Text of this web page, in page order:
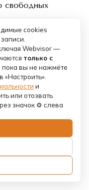
свободных
cookies
Webvisor —
только с
пока вы не нажмёте
«Настроить».
и
или отозвать
значок ⚙ слева